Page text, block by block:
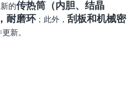
的传热筒（内胆、结晶
耐磨环 ；此外， 刮板和机械密
新。